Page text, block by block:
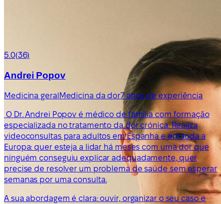
5.0(36)
Andrei Popov
Medicina geralMedicina da dor7 anos de experiência
O Dr. Andrei Popov é médico de família com formação
especializada no tratamento da dor crónica. Realiza
videoconsultas para adultos em Espanha e em toda a
Europa: quer esteja a lidar há meses com uma dor que
ninguém conseguiu explicar adequadamente, quer
precise de resolver um problema de saúde sem esperar
semanas por uma consulta.
A sua abordagem é clara: ouvir, organizar o seu caso e